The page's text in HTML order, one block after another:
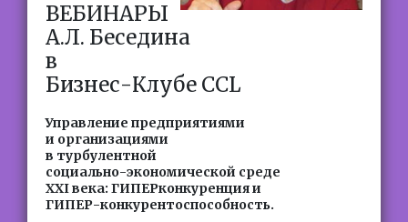
ВЕБИНАРЫ
А.Л. Беседина
в
Бизнес-Клубе CCL
Управление предприятиями
и организациями
в турбулентной
социально-экономической среде
XXI века: ГИПЕРконкуренция и
ГИПЕР-конкурентоспособность.